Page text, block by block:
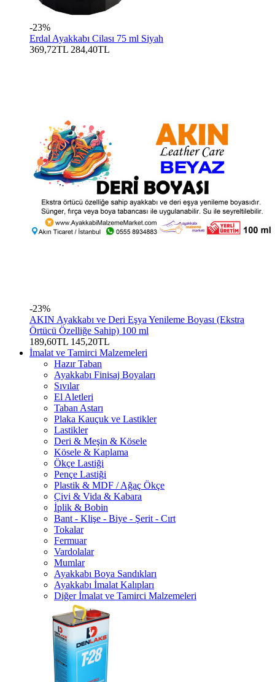
-23%
Erdal Ayakkabı Cilası 75 ml Siyah
369,72TL 284,40TL
-23%
AKIN Ayakkabı ve Deri Eşya Yenileme Boyası (Ekstra
Örtücü Özelliğe Sahip) 100 ml
189,60TL 145,20TL
İmalat ve Tamirci Malzemeleri
Hazır Taban
Ayakkabı Finisaj Boyaları
Sıvılar
El Aletleri
Taban Astarı
Plaka Kauçuk ve Lastikler
Lastikler
Deri & Meşin & Kösele
Kösele & Kaplama
Ökçe Lastiği
Pençe Lastiği
Plastik & MDF / Ağaç Ökçe
Çivi & Vida & Kabara
İplik & Bobin
Bant - Klişe - Biye - Şerit - Cırt
Tokalar
Fermuar
Vardolalar
Mumlar
Ayakkabı Boya Sandıkları
Ayakkabı İmalat Kalıpları
Diğer İmalat ve Tamirci Malzemeleri